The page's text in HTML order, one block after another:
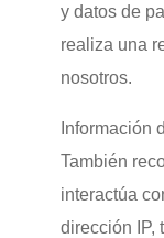
y datos de
realiza una
nosotros.
Información
También
interactúa
dirección IP,